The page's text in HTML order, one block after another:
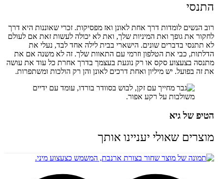
התנסי
רוב הנשים לומדות דרך אחת לאונן ואז מפסיקות. זכרי שאוננות היא דרך
לחקור את גופך ואת המיניות שלך, ואת לא יכולה לעשות זאת אם לעולם
לא תתנסי בדברים שונים. הישארי בבית לילה אחד לבד, נעלי את
הדלתות, כבי את הטלפון וזרמי עם התאוות שלך. זה לא משנה אם את
מתנסה בצעצוע סקס או רק נוגעת בעצמך בדרך אחרת כל עוד את עושה
את זה בפועל. יש מיליון ואחת דרכים לאונן והן רק הולכות ומשתפרות.
הטיפ של גיא
מוצרים שאולי יעניינו אותך